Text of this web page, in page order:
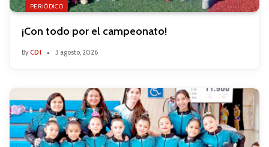
PERIÓDICO
¡Con todo por el campeonato!
ByCDI 3 agosto, 2026